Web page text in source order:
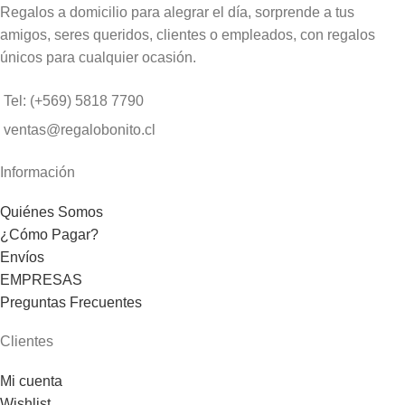
Regalos a domicilio para alegrar el día, sorprende a tus
amigos, seres queridos, clientes o empleados, con regalos
únicos para cualquier ocasión.
Tel: (+569) 5818 7790
ventas@regalobonito.cl
Información
Quiénes Somos
¿Cómo Pagar?
Envíos
EMPRESAS
Preguntas Frecuentes
Clientes
Mi cuenta